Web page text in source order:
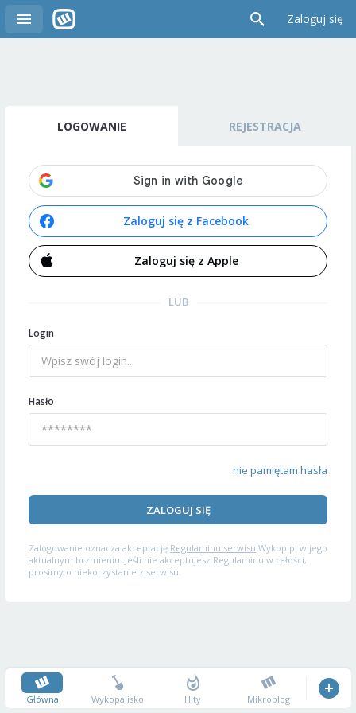
Zaloguj się
LOGOWANIE REJESTRACJA
Zaloguj się z Facebook
Zaloguj się z Apple
LUB
Login
Hasło
nie pamiętam hasła
ZALOGUJ SIĘ
Zalogowanie oznacza akceptację Regulaminu serwisu Wykop.pl w jego
aktualnym brzmieniu. Jeśli nie akceptujesz Regulaminu w całości,
prosimy o niekorzystanie z serwisu.
Główna Wykopalisko Hity Mikroblog